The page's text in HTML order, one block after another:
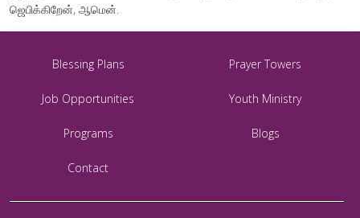
ஜெபிக்கிறேன், ஆமென்.
Blessing Plans Prayer Towers
Job Opportunities Youth Ministry
Programs Blogs
Contact